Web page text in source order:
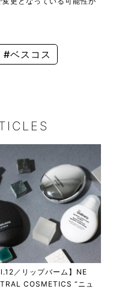
#ベスコス
／リップバーム】NE
COSMETICS “ニュ